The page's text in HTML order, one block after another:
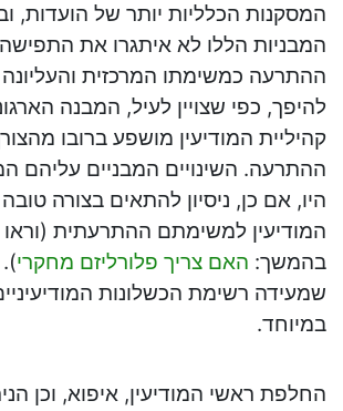
המסקנות הכלליות יותר של הועדות,
המבניות הללו לא איתגרו את
ההתרעה כמשימתו המרכזית והעליונה
להיפך, כפי שצויין לעיל, המבנה
קהיליית המודיעין מושפע ברובו
ההתרעה. השינויים המבניים עליהם
היו, אם כן, ניסיון להתאים בצורה
המודיעין למשימתם ההתרעתית (וראו
בהמשך: האם צריך פלורליזם מחקרי).
שמעידה רשימת הכשלונות
במיוחד.
החלפת ראשי המודיעין, איפוא, וכן